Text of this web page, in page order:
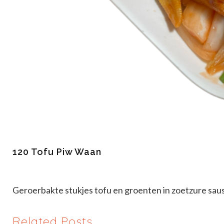
120 Tofu Piw Waan
Geroerbakte stukjes tofu en groenten in zoetzure